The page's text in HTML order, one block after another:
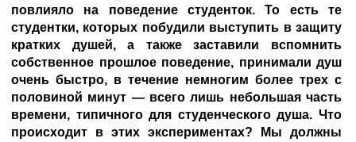
повлияло на поведение студенток. То есть те
студентки, которых побудили выступить в защиту
кратких душей, а также заставили вспомнить
собственное прошлое поведение, принимали душ
очень быстро, в течение немногим более трех с
половиной минут — всего лишь небольшая часть
времени, типичного для студенческого душа. Что
происходит в этих экспериментах? Мы должны